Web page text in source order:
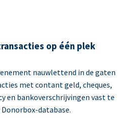
op één plek
nauwlettend in de gaten
met contant geld, cheques,
en bankoverschrijvingen vast te
database.